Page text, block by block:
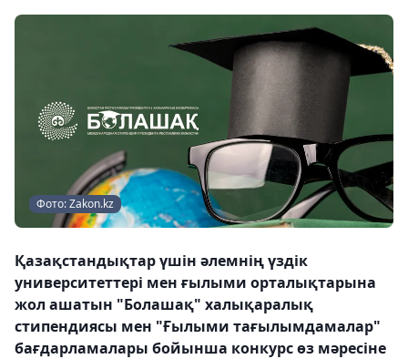
Фото: Zakon.kz
Қазақстандықтар үшін әлемнің үздік
университеттері мен ғылыми орталықтарына
жол ашатын "Болашақ" халықаралық
стипендиясы мен "Ғылыми тағылымдамалар"
бағдарламалары бойынша конкурс өз мәресіне